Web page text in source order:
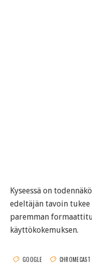
Kyseessä on
edeltäjän tavoin
paremman
käyttökokemuksen.
GOOGLE CHROMECAST